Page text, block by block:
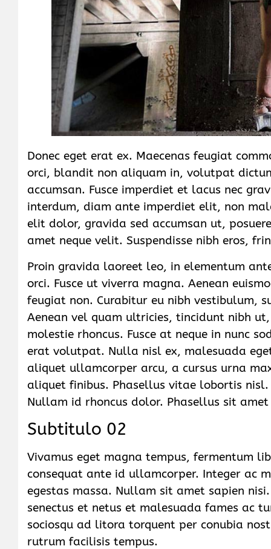
Donec eget erat ex. Maecenas feugiat
orci, blandit non aliquam in, volutpat
accumsan. Fusce imperdiet et lacus nec
interdum, diam ante imperdiet elit, non
elit dolor, gravida sed accumsan ut,
amet neque velit. Suspendisse nibh eros,
Proin gravida laoreet leo, in elementum
orci. Fusce ut viverra magna. Aenean
feugiat non. Curabitur eu nibh vestibulum,
Aenean vel quam ultricies, tincidunt nibh
molestie rhoncus. Fusce at neque in nunc
erat volutpat. Nulla nisl ex, malesuada
aliquet ullamcorper arcu, a cursus urna
aliquet finibus. Phasellus vitae lobortis
Nullam id rhoncus dolor. Phasellus sit
Subtitulo 02
Vivamus eget magna tempus, fermentum
consequat ante id ullamcorper. Integer ac
egestas massa. Nullam sit amet sapien
senectus et netus et malesuada fames ac
sociosqu ad litora torquent per conubia
rutrum facilisis tempus.